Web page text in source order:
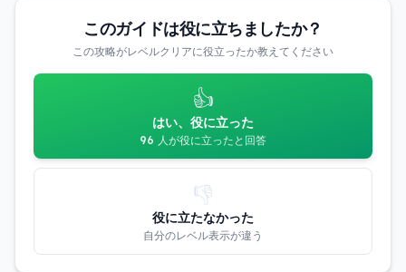
このガイドは役に立ちましたか？
この攻略がレベルクリアに役立ったか教えてください
👍
はい、役に立った
96 人が役に立ったと回答
👎
役に立たなかった
自分のレベル表示が違う